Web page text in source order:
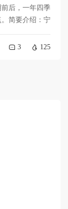
后，一年四季
简要介绍：宁
3 125